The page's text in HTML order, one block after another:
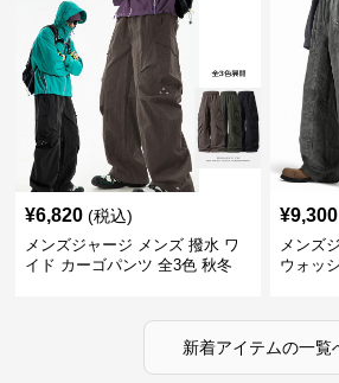
¥6,820 (税込)
メンズジャージ メンズ 撥水 ワ
イド カーゴパンツ 全3色 秋冬
¥9,300
メンズ
ウォッ
新着アイテムの一覧